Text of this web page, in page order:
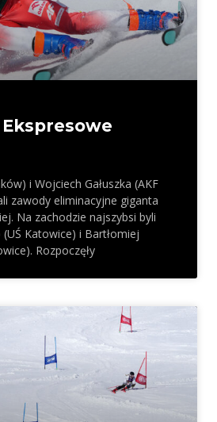
Ekspresowe
i Wojciech Gałuszka (AKF
zawody eliminacyjne giganta
Na zachodzie najszybsi byli
Katowice) i Bartłomiej
Rozpoczęły